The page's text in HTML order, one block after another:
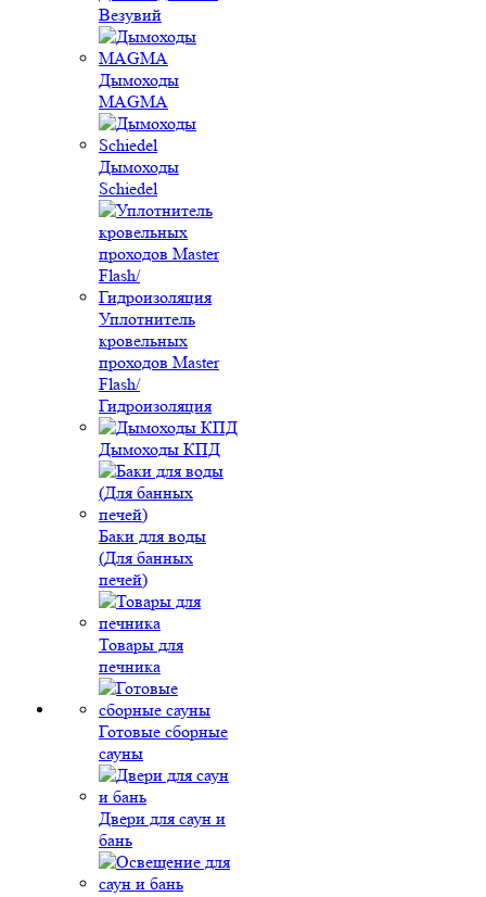
Везувий
Дымоходы
MAGMA
Дымоходы
Schiedel
Уплотнитель
кровельных
проходов Master
Flash/
Гидроизоляция
Дымоходы КПД
Баки для воды
(Для банных
печей)
Товары для
печника
Готовые сборные
сауны
Двери для саун и
бань